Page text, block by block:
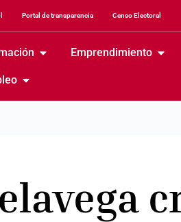
Portal de transparencia Censo Electoral
Emprendimiento